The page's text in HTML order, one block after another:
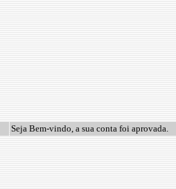
Seja Bem-vindo, a sua conta foi aprovada.